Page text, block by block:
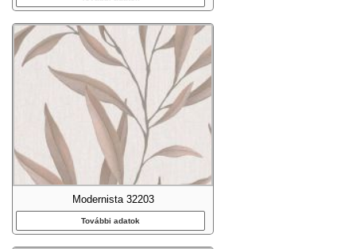
Modernista 32203
További adatok